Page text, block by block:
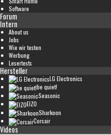
Software
Forum
Intern
About us
Jobs
Wie wir testen
Werbung
Lesertests
Hersteller
LG Electronics
be quiet!
Seasonic
EIZO
Sharkoon
Corsair
Videos